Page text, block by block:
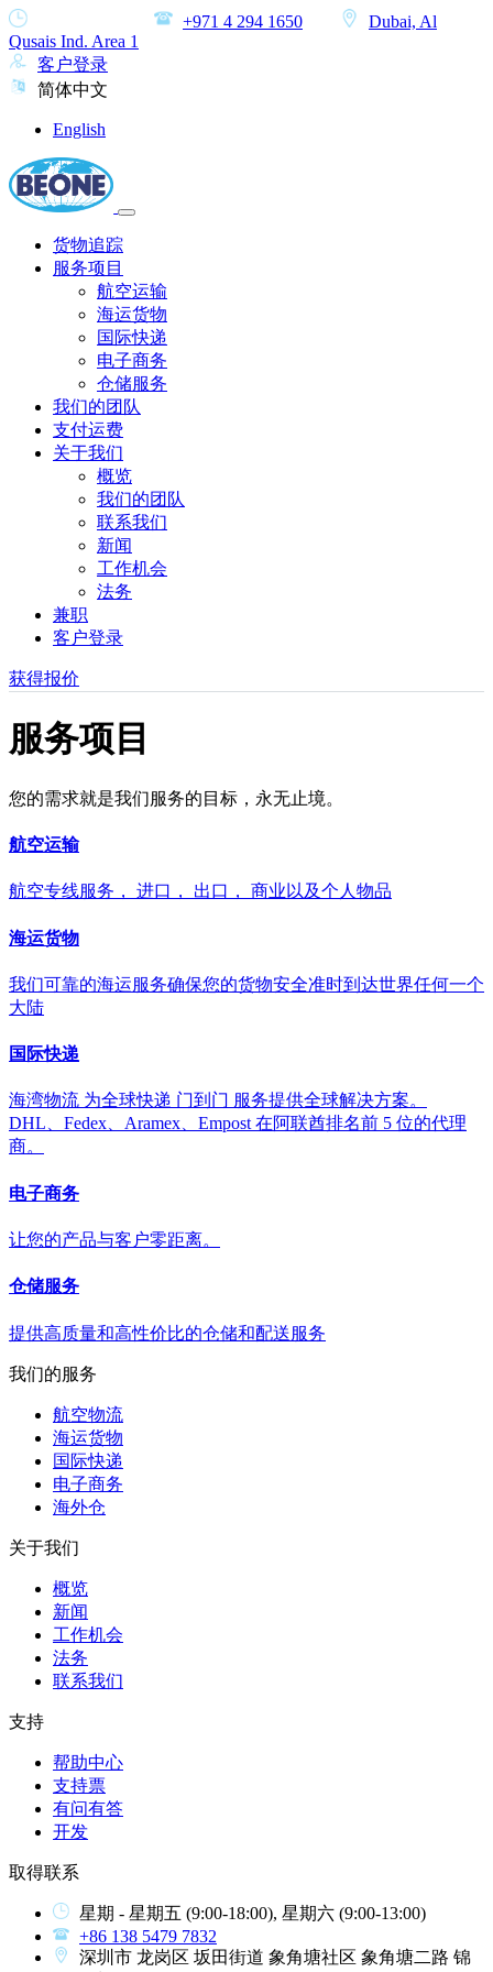
+971 4 294 1650
Dubai, Al
Qusais Ind. Area 1
客户登录
简体中文
English
货物追踪
服务项目
航空运输
海运货物
国际快递
电子商务
仓储服务
我们的团队
支付运费
关于我们
概览
我们的团队
联系我们
新闻
工作机会
法务
兼职
客户登录
获得报价
服务项目
您的需求就是我们服务的目标，永无止境。
航空运输
航空专线服务， 进口， 出口， 商业以及个人物品
海运货物
我们可靠的海运服务确保您的货物安全准时到达世界任何一个
大陆
国际快递
海湾物流 为全球快递 门到门 服务提供全球解决方案。
DHL、Fedex、Aramex、Empost 在阿联酋排名前 5 位的代理
商。
电子商务
让您的产品与客户零距离。
仓储服务
提供高质量和高性价比的仓储和配送服务
我们的服务
航空物流
海运货物
国际快递
电子商务
海外仓
关于我们
概览
新闻
工作机会
法务
联系我们
支持
帮助中心
支持票
有问有答
开发
取得联系
星期 - 星期五 (9:00-18:00), 星期六 (9:00-13:00)
+86 138 5479 7832
深圳市 龙岗区 坂田街道 象角塘社区 象角塘二路 锦